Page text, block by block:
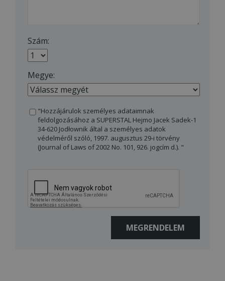
Szám:
Megye:
"Hozzájárulok személyes adataimnak
feldolgozásához a SUPERSTAL Hejmo Jacek Sadek-1
34-620 Jodłownik által a személyes adatok
védelméről szóló, 1997. augusztus 29-i törvény
(Journal of Laws of 2002 No. 101, 926. jogcím d.). "